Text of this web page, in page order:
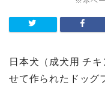
日本犬（成犬用 チ
せて作られたドッグ